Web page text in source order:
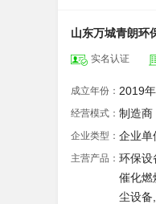
山东万城青朗环
实名认证
成立年份： 2019年
经营模式： 制造商
企业类型： 企业单
主营产品： 环保设
催化燃
尘设备